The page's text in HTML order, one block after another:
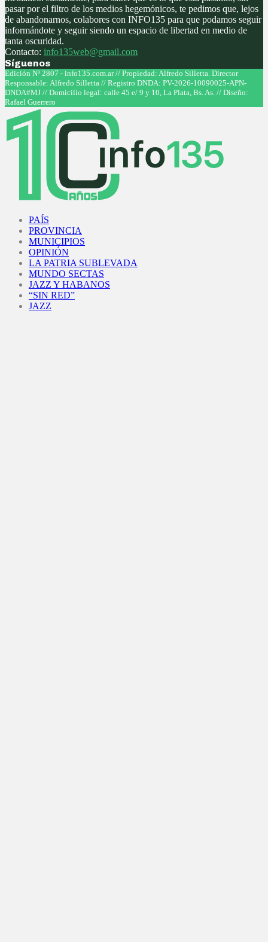
pasar por el filtro de los medios hegemónicos, te pedimos que, lejos
de abandonarnos, colabores con INFO135 para que podamos seguir
informándote y seguir siendo un espacio de libertad en medio de
tanta oscuridad.
Contacto: info135web@gmail.com
Síguenos
Facebook
Twitter
Instagram
Youtube
Edición Nº 2807 - info135.com.ar // Propiedad: Alfredo Silletta. Director
Responsable: Alfredo Silletta // Registro DNDA: PV-2026-10090025-APN-
DNDA#MJ // Domicilio legal: calle 45 e/ 9 y 10, La Plata, Bs. As. // Diseño:
Rafael Guerrero
PAÍS
PROVINCIA
MUNICIPIOS
OPINIÓN
LA PATRIA SUBLEVADA
MUNDO SECTAS
JAZZ Y HABANOS
“SIN RED”
JAZZ